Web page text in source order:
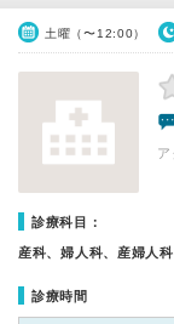
土曜（〜12:00）
診療科目：
産科、婦人科、産婦人科
診療時間